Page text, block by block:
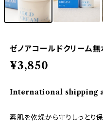
ゼノアコールドクリーム
¥3,850
International shipping
素肌を乾燥から守りしっとり